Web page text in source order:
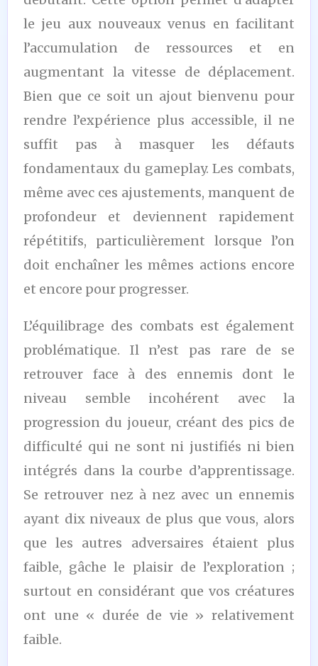
le jeu aux nouveaux venus en facilitant
l’accumulation de ressources et en
augmentant la vitesse de déplacement.
Bien que ce soit un ajout bienvenu pour
rendre l’expérience plus accessible, il ne
suffit pas à masquer les défauts
fondamentaux du gameplay. Les combats,
même avec ces ajustements, manquent de
profondeur et deviennent rapidement
répétitifs, particulièrement lorsque l’on
doit enchaîner les mêmes actions encore
et encore pour progresser.
L’équilibrage des combats est également
problématique. Il n’est pas rare de se
retrouver face à des ennemis dont le
niveau semble incohérent avec la
progression du joueur, créant des pics de
difficulté qui ne sont ni justifiés ni bien
intégrés dans la courbe d’apprentissage.
Se retrouver nez à nez avec un ennemis
ayant dix niveaux de plus que vous, alors
que les autres adversaires étaient plus
faible, gâche le plaisir de l’exploration ;
surtout en considérant que vos créatures
ont une « durée de vie » relativement
faible.